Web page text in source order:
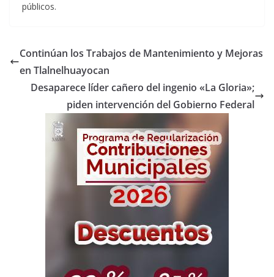
públicos.
Continúan los Trabajos de Mantenimiento y Mejoras
en Tlalnelhuayocan
Desaparece líder cañero del ingenio «La Gloria»;
piden intervención del Gobierno Federal